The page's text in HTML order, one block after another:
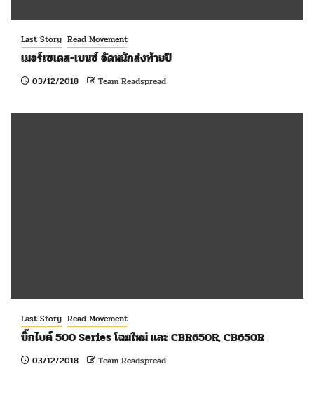
Last Story Read Movement
เมอร์เซเดส-เบนซ์ จัดหนักส่งท้ายปี
03/12/2018 Team Readspread
Last Story Read Movement
บิ๊กไบค์ 500 Series โฉมใหม่ และ CBR650R, CB650R
03/12/2018 Team Readspread